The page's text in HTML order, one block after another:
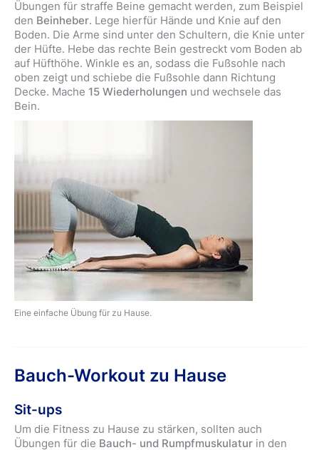
Eine einfache Übung für zu Hause.
Übungen für straffe Beine gemacht werden, zum Beispiel
den Beinheber. Lege hierfür Hände und Knie auf den
Boden. Die Arme sind unter den Schultern, die Knie unter
der Hüfte. Hebe das rechte Bein gestreckt vom Boden ab
auf Hüfthöhe. Winkle es an, sodass die Fußsohle nach
oben zeigt und schiebe die Fußsohle dann Richtung
Decke. Mache 15 Wiederholungen und wechsele das
Bein.
Bauch-Workout zu Hause
Sit-ups
Um die Fitness zu Hause zu stärken, sollten auch
Übungen für die Bauch- und Rumpfmuskulatur in den